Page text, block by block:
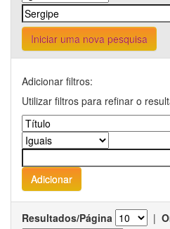
Iniciar uma nova pesquisa
Adicionar filtros:
Utilizar filtros para refinar o
Resultados/Página |